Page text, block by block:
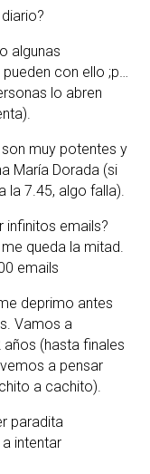
algunas
con ello ;p…
lo abren
muy potentes y
María Dorada (si
la 7.45, algo falla).
infinitos emails?
queda la mitad.
emails
deprimo antes
Vamos a
(hasta finales
a pensar
a cachito).
paradita
intentar